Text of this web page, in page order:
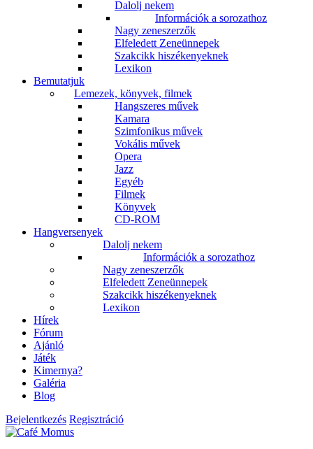
Dalolj nekem
Információk a sorozathoz
Nagy zeneszerzők
Elfeledett Zeneünnepek
Szakcikk hiszékenyeknek
Lexikon
Bemutatjuk
Lemezek, könyvek, filmek
Hangszeres művek
Kamara
Szimfonikus művek
Vokális művek
Opera
Jazz
Egyéb
Filmek
Könyvek
CD-ROM
Hangversenyek
Dalolj nekem
Információk a sorozathoz
Nagy zeneszerzők
Elfeledett Zeneünnepek
Szakcikk hiszékenyeknek
Lexikon
Hírek
Fórum
Ajánló
Játék
Kimernya?
Galéria
Blog
Bejelentkezés Regisztráció